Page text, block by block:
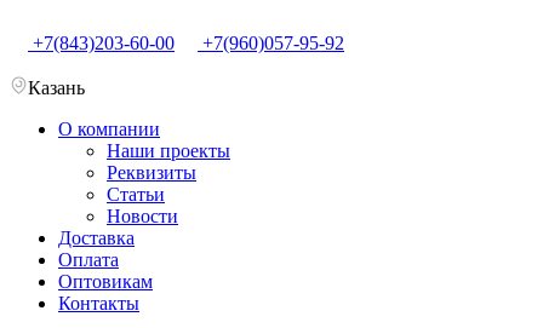
+7(843)203-60-00 +7(960)057-95-92
Казань
О компании
Наши проекты
Реквизиты
Статьи
Новости
Доставка
Оплата
Оптовикам
Контакты